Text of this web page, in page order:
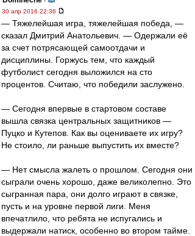
30 апр 2016 22:36
— Тяжелейшая игра, тяжелейшая победа, —
сказал Дмитрий Анатольевич. — Одержали её
за счет потрясающей самоотдачи и
дисциплины. Горжусь тем, что каждый
футболист сегодня выложился на сто
процентов. Считаю, что победили заслужено.
— Сегодня впервые в стартовом составе
вышла связка центральных защитников —
Пуцко и Кутепов. Как вы оцениваете их игру?
Не стоило, ли раньше выпустить их вместе?
— Нет смысла жалеть о прошлом. Сегодня они
сыграли очень хорошо, даже великолепно. Это
сыгранная пара, они долго играют в связке,
пусть и на уровне первой лиги. Меня
впечатлило, что ребята не испугались и
выдержали натиск, особенно во втором тайме.